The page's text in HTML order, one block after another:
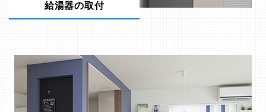
給湯器の取付